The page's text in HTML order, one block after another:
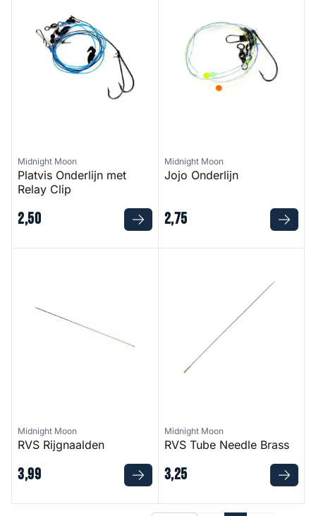
Midnight Moon
Platvis Onderlijn met
Relay Clip
2,50
Midnight Moon
Jojo Onderlijn
2,75
Midnight Moon
RVS Rijgnaalden
3,99
Midnight Moon
RVS Tube Needle Brass
3,25